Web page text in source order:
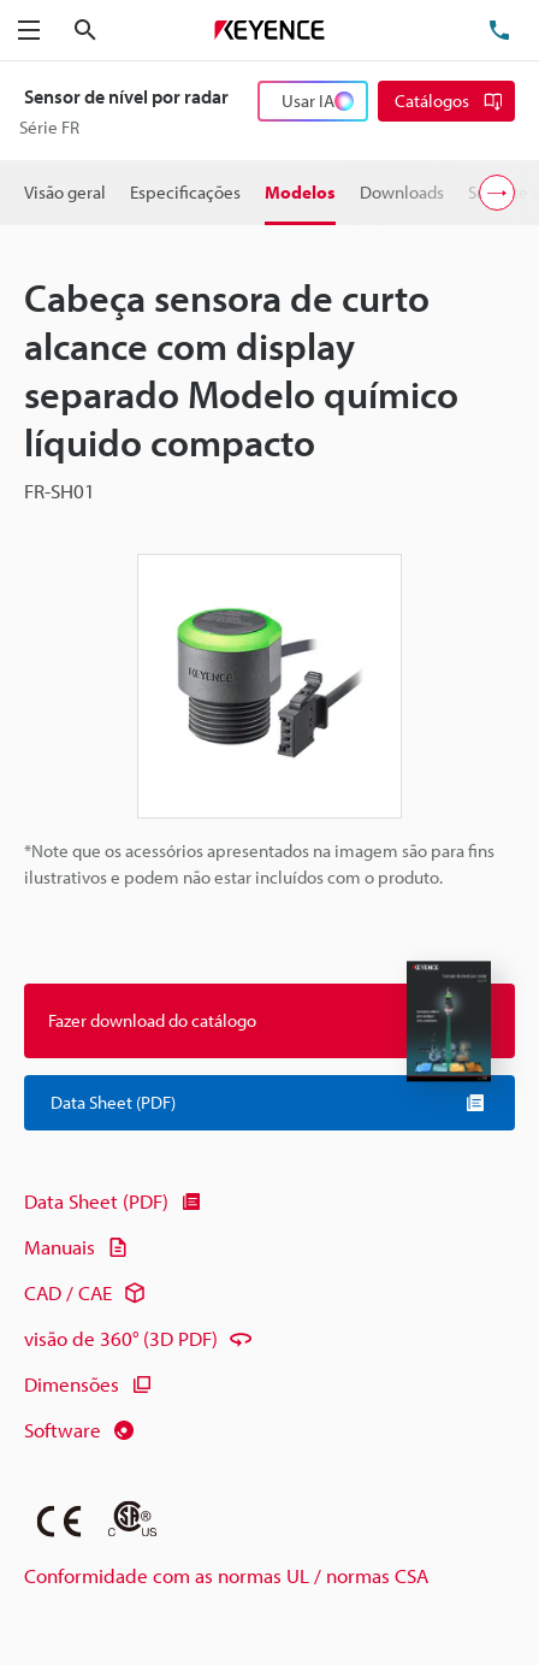
Menu
Sensor de nível por radar
Série FR
Usar IA Catálogos
Visão geral Especificações Modelos Downloads Suporte
Cabeça sensora de curto
alcance com display
separado Modelo químico
líquido compacto
FR-SH01
*Note que os acessórios apresentados na imagem são para fins
ilustrativos e podem não estar incluídos com o produto.
Fazer download do catálogo
Data Sheet (PDF)
Data Sheet (PDF)
Manuais
CAD / CAE
visão de 360° (3D PDF)
Dimensões
Software
Conformidade com as normas UL / normas CSA